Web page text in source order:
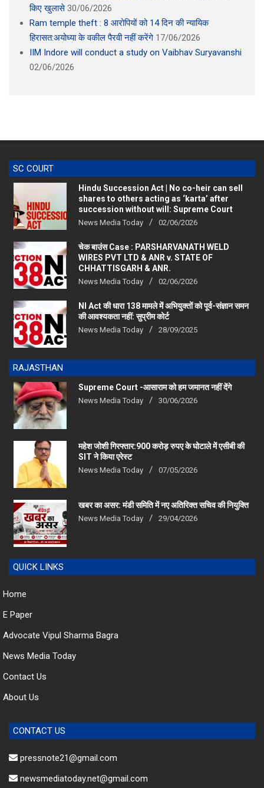
किए खुलासे 30/06/2026
Ram temple theft : 8 आरोपियों को 14 दिन की न्यायिक
हिरासत:अयोध्या के वकील पैरवी नहीं करेंगे 17/06/2026
IIM Indore will conduct a study on Vaibhav Suryavanshi
02/06/2026
SC COURT
Hindu Succession Act | No co-heir can sell
shares to others acting as ‘karta’ after
succession without will: Supreme Court
News Media Today 02/06/2026
चेक बाउंस Case : PARSHARVANATH WELD
WIRES PVT LTD & ANR v. STATE OF
CHHATTISGARH & ANR.
News Media Today 02/06/2026
NI Act की धारा 138 मामले में अभियुक्तों को पूर्व-संज्ञान समन
की आवश्यकता नहीं: सुप्रीम कोर्ट
News Media Today 28/09/2025
RAJASTHAN
Supreme Court -आसाराम को हम जमानत नहीं देंगे
News Media Today 30/06/2026
महेश जोशी गिरफ्तार:900 करोड़ रुपए के घोटाले में एसीबी की
SIT ने किया एरेस्‍ट
News Media Today 07/05/2026
खबर का असर: मंडी समिति में नए अतिरिक्त सचिव की नियुक्ति
News Media Today 29/04/2026
QUICK LINKS
Home
E Paper
Advocate Vipul Sharma Bagra
News Media Today
Contact Us
About Us
CONTACT US
pressnote21@gmail.com
newsmediatoday.net@gmail.com